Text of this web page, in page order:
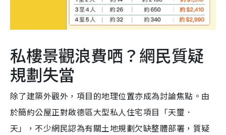
私樓景觀浪費哂？網民質疑
規劃失當
除了建築外觀外，項目的地理位置亦成為討論焦點。由
於簡約公屋正對啟德區大型私人住宅項目「天璽．
天」，不少網民認為有關土地規劃欠缺整體部署，質疑